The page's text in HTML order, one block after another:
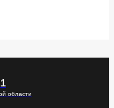
области